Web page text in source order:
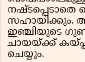
നഷ്ടപ്പെടാതെ
സഹായിക്കും.
ഇഞ്ചിയുടെ
ചായയ്ക്ക്
ചെയ്യും.